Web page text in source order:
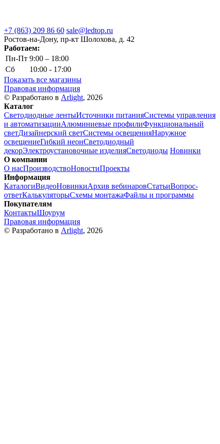
+7 (863) 209 86 60 sale@ledtop.ru
Ростов-на-Дону, пр-кт Шолохова, д. 42
Работаем:
Пн-Пт 9:00 – 18:00
Сб
10:00 - 17:00
Показать все магазины
Правовая информация
© Разработано в Arlight, 2026
Каталог
Светодиодные лентыИсточники питанияСистемы управления
и автоматизацииАлюминиевые профилиФункциональный
светДизайнерский светСистемы освещенияНаружное
освещениеГибкий неонСветодиодный
декорЭлектроустановочные изделияСветодиоды Новинки
О компании
О насПроизводствоНовостиПроекты
Информация
КаталогиВидеоНовинкиАрхив вебинаровСтатьиВопрос-
ответКалькуляторыСхемы монтажаФайлы и программы
Покупателям
КонтактыШоурум
Правовая информация
© Разработано в Arlight, 2026